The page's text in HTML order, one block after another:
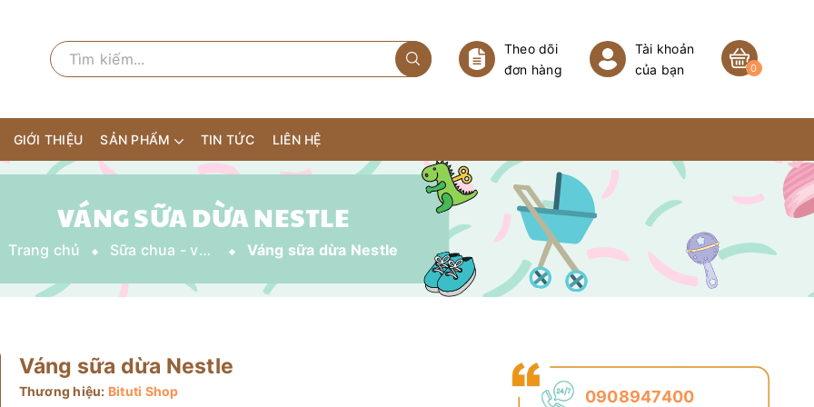
Theo dõi
đơn hàng
Tài khoản
của bạn
0
GIỚI THIỆU SẢN PHẨM TIN TỨC LIÊN HỆ
VÁNG SỮA DỪA NESTLE
Trang chủ Sữa chua - váng sữa - trái cây nghiền Váng sữa dừa Nestle
Váng sữa dừa Nestle
Thương hiệu: Bituti Shop
0908947400